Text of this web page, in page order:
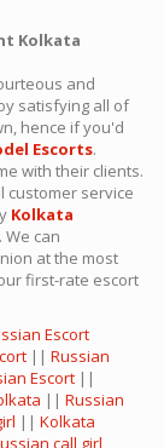
Kolkata
and
satisfying all of
hence if you'd
Escorts.
with their clients.
customer service
Kolkata
can
at the most
first-rate escort
Escort
|| Russian
Escort ||
|| Russian
|| Kolkata
call girl